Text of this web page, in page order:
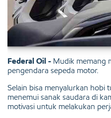
Federal Oil - Mudik memang
pengendara sepeda motor.
Selain bisa menyalurkan hobi
menemui sanak saudara di
motivasi untuk melakukan